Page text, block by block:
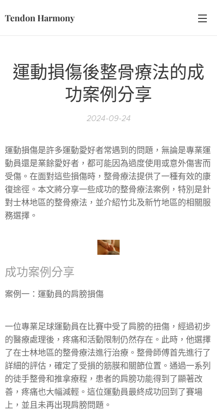
Tendon Harmony
運動損傷後整骨療法的成
功案例分享
2024-09-24
運動損傷是許多運動愛好者常遇到的問題，無論是專業運
動員還是業餘愛好者，都可能因為過度使用或意外傷害而
受傷。在面對這些損傷時，整骨療法提供了一種有效的康
復途徑。本文將分享一些成功的整骨療法案例，特別是針
對士林地區的整骨療法，並介紹竹北及新竹地區的相關服
務選擇。
成功案例分享
案例一：運動員的肩膀損傷
一位專業足球運動員在比賽中受了肩膀的扭傷，經過初步
的醫療處理後，疼痛和活動限制仍然存在。此時，他選擇
了在士林地區的整骨療法進行治療。整骨師傅首先進行了
詳細的評估，確定了受損的筋膜和關節位置。通過一系列
的徒手整骨和推拿療程，患者的肩膀功能得到了顯著改
善，疼痛也大幅減輕。這位運動員最終成功回到了賽場
上，並且未再出現肩膀問題。